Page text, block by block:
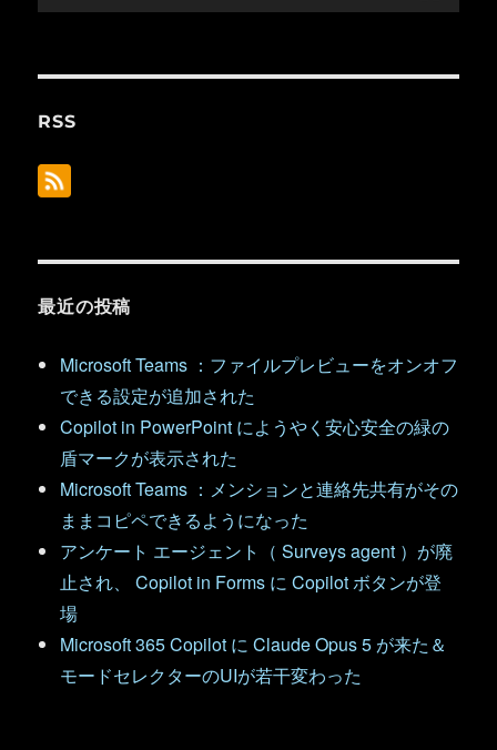
RSS
最近の投稿
Microsoft Teams ：ファイルプレビューをオンオフ
できる設定が追加された
Copilot in PowerPoint にようやく安心安全の緑の
盾マークが表示された
Microsoft Teams ：メンションと連絡先共有がその
ままコピペできるようになった
アンケート エージェント（ Surveys agent ）が廃
止され、 Copilot in Forms に Copilot ボタンが登
場
Microsoft 365 Copilot に Claude Opus 5 が来た＆
モードセレクターのUIが若干変わった